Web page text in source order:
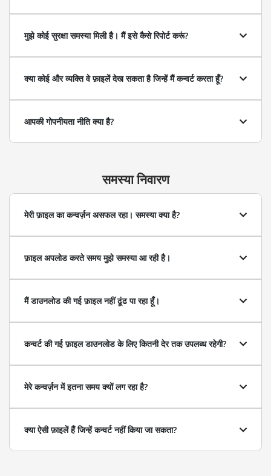
मुझे कोई सुरक्षा समस्या मिली है। मैं इसे कैसे रिपोर्ट करूं?
क्या कोई और व्यक्ति वे फ़ाइलें देख सकता है जिन्हें मैं कन्वर्ट करता हूँ?
आपकी गोपनीयता नीति क्या है?
समस्या निवारण
मेरी फ़ाइल का कन्वर्ज़न असफल रहा। समस्या क्या है?
फ़ाइल अपलोड करते समय मुझे समस्या आ रही है।
मैं डाउनलोड की गई फ़ाइल नहीं ढूंढ पा रहा हूँ।
कन्वर्ट की गई फ़ाइल डाउनलोड के लिए कितनी देर तक उपलब्ध रहेगी?
मेरे कन्वर्ज़न में इतना समय क्यों लग रहा है?
क्या ऐसी फ़ाइलें हैं जिन्हें कन्वर्ट नहीं किया जा सकता?